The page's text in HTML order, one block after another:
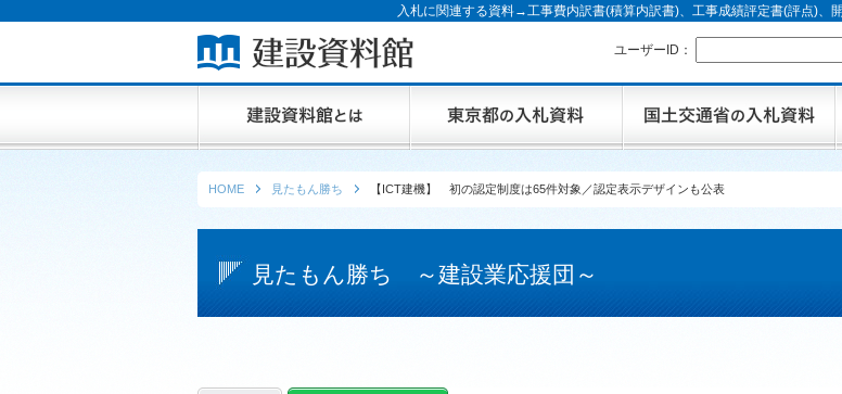
入札に関連する資料→工事費内訳書(積算内訳書)、工事成績評定書(評点)
ユーザーID：
HOME 見たもん勝ち 【ICT建機】 初の認定制度は65件対象／認定表示デザインも公表
見たもん勝ち ～建設業応援団～